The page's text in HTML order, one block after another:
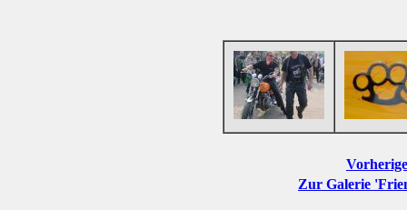
Zur Galerie